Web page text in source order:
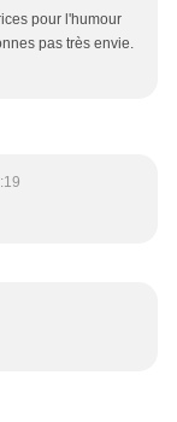
pour l'humour
pas très envie.